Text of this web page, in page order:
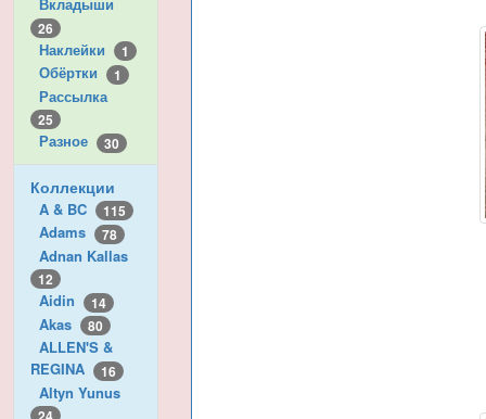
Вкладыши
26
Наклейки 1
Обёртки 1
Рассылка
25
Разное 30
Коллекции
A & BC 115
Adams 78
Adnan Kallas
12
Aidin 14
Akas 80
ALLEN'S &
REGINA
16
Altyn Yunus